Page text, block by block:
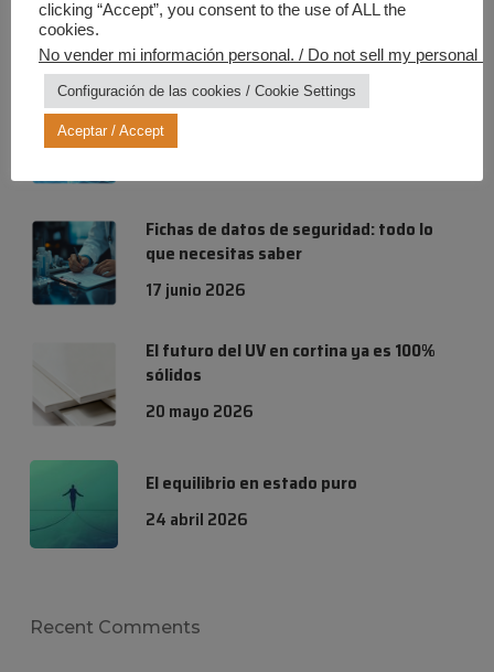
Entradas más recientes
Verano Iris: ¡Diversión al máximo,
riesgos a cero!
Fichas de datos de seguridad: todo lo
que necesitas saber
17 junio 2026
El futuro del UV en cortina ya es 100%
sólidos
20 mayo 2026
El equilibrio en estado puro
24 abril 2026
Recent Comments
clicking “Accept”, you consent to the use of ALL the
cookies.
No vender mi información personal. / Do not sell my personal
Configuración de las cookies / Cookie Settings
Aceptar / Accept